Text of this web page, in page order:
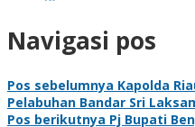
Navigasi pos
Pos sebelumnya Kapolda
Pelabuhan Bandar Sri
Pos berikutnya Pj Bupati